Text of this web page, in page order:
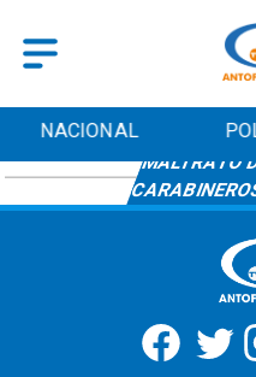
NACIONAL
MALTRATO